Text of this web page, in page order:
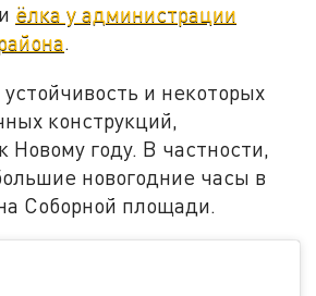
и ёлка у администрации
.
и некоторых
конструкций,
Новому году. В частности,
новогодние часы в
Соборной площади.